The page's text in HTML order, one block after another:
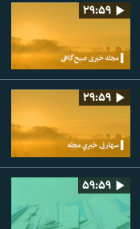
۲۹:۵۹
۲۹:۵۹
۵۹:۵۹